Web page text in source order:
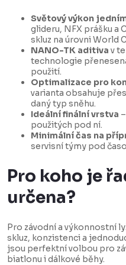
ý
i
s
u
Světový výkon
glideru, NFX prášku a
skluz na úrovni World
NANO-TK aditiva v
technologie
použití.
Optimalizace pro
varianta obsahuje
daný typ sněhu.
Ideální finální vrstva
použitých pod ní.
Minimální čas na
servisní týmy pod
Pro koho je
určena?
Pro závodní a výkonnostní
skluz, konzistenci a
jsou perfektní volbou pro
biatlonu i dálkové běhy.